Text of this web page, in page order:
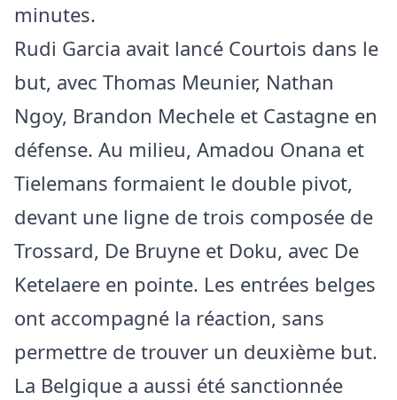
minutes.
Rudi Garcia avait lancé Courtois dans le
but, avec Thomas Meunier, Nathan
Ngoy, Brandon Mechele et Castagne en
défense. Au milieu, Amadou Onana et
Tielemans formaient le double pivot,
devant une ligne de trois composée de
Trossard, De Bruyne et Doku, avec De
Ketelaere en pointe. Les entrées belges
ont accompagné la réaction, sans
permettre de trouver un deuxième but.
La Belgique a aussi été sanctionnée